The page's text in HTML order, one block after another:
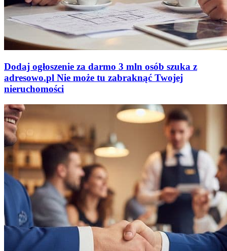
Dodaj ogłoszenie za darmo 3 mln osób szuka z
adresowo.pl Nie może tu zabraknąć Twojej
nieruchomości